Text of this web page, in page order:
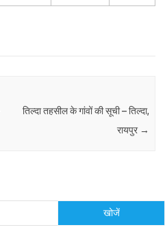
तिल्दा तहसील के गांवों की सूची – तिल्दा,
रायपुर →
खोजें